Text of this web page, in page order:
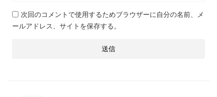
次回のコメントで使用するためブラウザーに自分の名前、メ
ールアドレス、サイトを保存する。